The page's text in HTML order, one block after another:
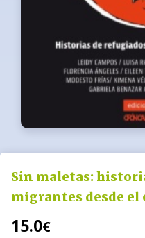
Sin maletas:
migrantes desde
15.0€